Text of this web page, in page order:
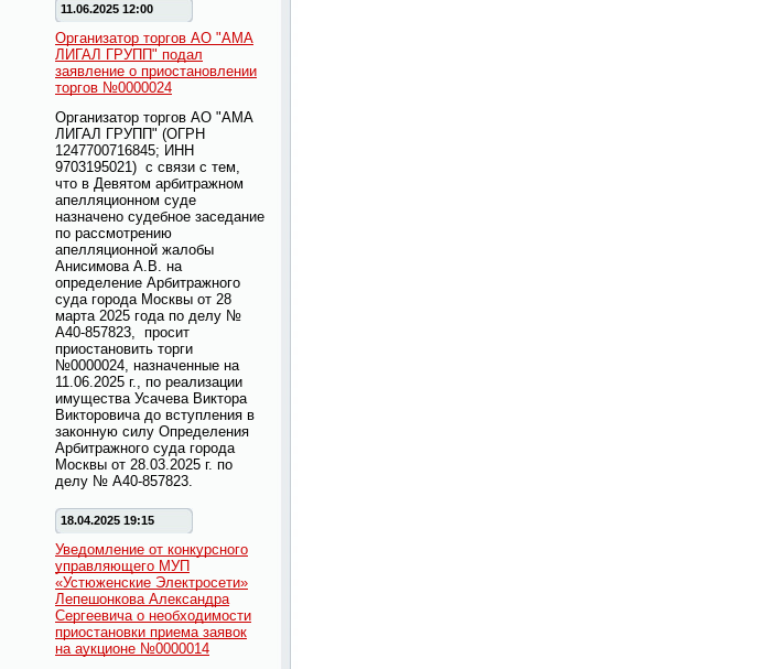
11.06.2025 12:00
Организатор торгов АО "АМА
ЛИГАЛ ГРУПП" подал
заявление о приостановлении
торгов №0000024
Организатор торгов АО "АМА
ЛИГАЛ ГРУПП" (ОГРН
1247700716845; ИНН
9703195021) с связи с тем,
что в Девятом арбитражном
апелляционном суде
назначено судебное заседание
по рассмотрению
апелляционной жалобы
Анисимова А.В. на
определение Арбитражного
суда города Москвы от 28
марта 2025 года по делу №
А40-857823, просит
приостановить торги
№0000024, назначенные на
11.06.2025 г., по реализации
имущества Усачева Виктора
Викторовича до вступления в
законную силу Определения
Арбитражного суда города
Москвы от 28.03.2025 г. по
делу № А40-857823.
18.04.2025 19:15
Уведомление от конкурсного
управляющего МУП
«Устюженские Электросети»
Лепешонкова Александра
Сергеевича о необходимости
приостановки приема заявок
на аукционе №0000014